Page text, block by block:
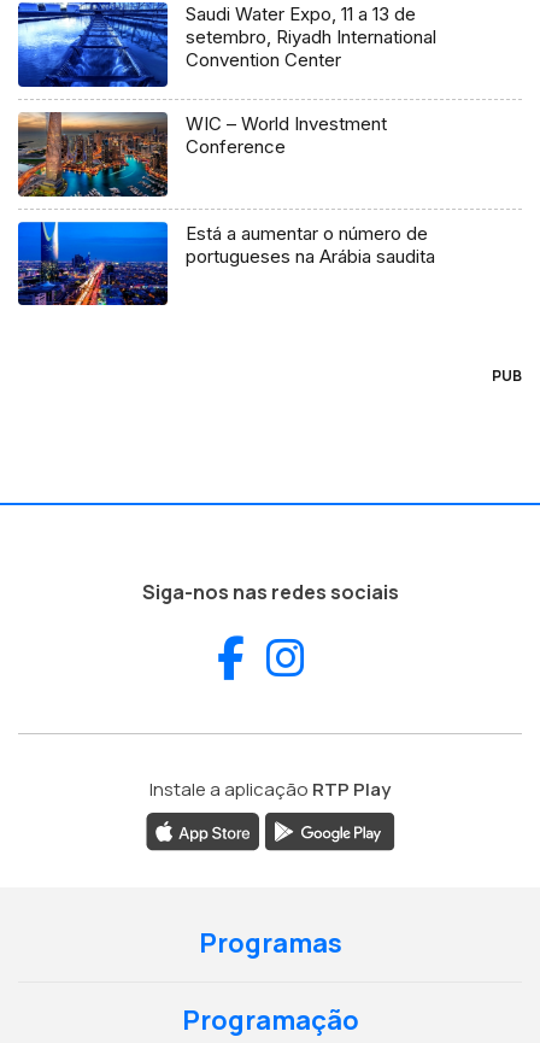
Saudi Water Expo, 11 a 13 de
setembro, Riyadh International
Convention Center
WIC – World Investment
Conference
Está a aumentar o número de
portugueses na Arábia saudita
PUB
Siga-nos nas redes sociais
Facebook
Instale a aplicação RTP Play
Programas
Programação